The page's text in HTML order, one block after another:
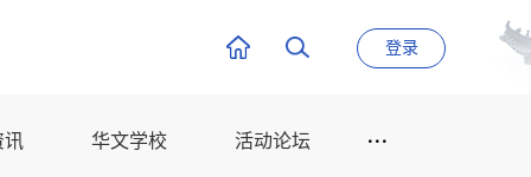
登录
讯 华文学校 活动论坛